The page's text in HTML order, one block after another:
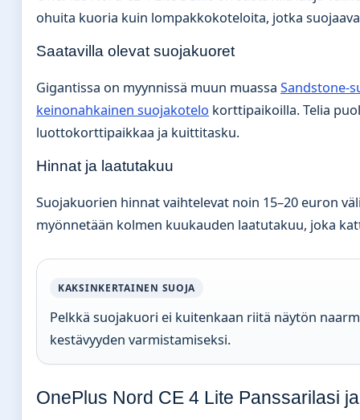
ohuita kuoria kuin lompakkokoteloita, jotka
Saatavilla olevat suojakuoret
Gigantissa on myynnissä muun muassa Sandstone-
keinonahkainen suojakotelo korttipaikoilla. Telia
luottokorttipaikkaa ja kuittitasku.
Hinnat ja laatutakuu
Suojakuorien hinnat vaihtelevat noin 15–20 euron
myönnetään kolmen kuukauden laatutakuu, joka
KAKSINKERTAINEN SUOJA
Pelkkä suojakuori ei kuitenkaan riitä näytön
kestävyyden varmistamiseksi.
OnePlus Nord CE 4 Lite Panssarilasi